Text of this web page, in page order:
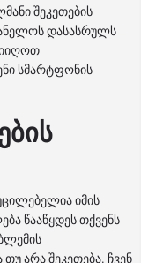
შეკეთების
დასასრულს
სმარტფონის
იმის
წააწყდეს თქვენს
არა შეკეთება. ჩვენ